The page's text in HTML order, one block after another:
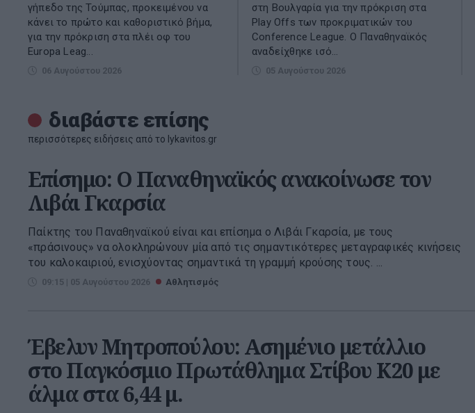
γήπεδο της Τούμπας, προκειμένου να
κάνει το πρώτο και καθοριστικό βήμα,
για την πρόκριση στα πλέι οφ του
Europa Leag...
06 Αυγούστου 2026
στη Βουλγαρία για την πρόκριση στα
Play Offs των προκριματικών του
Conference League. O Παναθηναϊκός
αναδείχθηκε ισό...
05 Αυγούστου 2026
διαβάστε επίσης
περισσότερες ειδήσεις από το lykavitos.gr
Επίσημο: Ο Παναθηναϊκός ανακοίνωσε τον
Λιβάι Γκαρσία
Παίκτης του Παναθηναϊκού είναι και επίσημα ο Λιβάι Γκαρσία, με τους
«πράσινους» να ολοκληρώνουν μία από τις σημαντικότερες μεταγραφικές κινήσεις
του καλοκαιριού, ενισχύοντας σημαντικά τη γραμμή κρούσης τους. ...
09:15 | 05 Αυγούστου 2026 Αθλητισμός
Έβελυν Μητροπούλου: Ασημένιο μετάλλιο
στο Παγκόσμιο Πρωτάθλημα Στίβου Κ20 με
άλμα στα 6,44 μ.